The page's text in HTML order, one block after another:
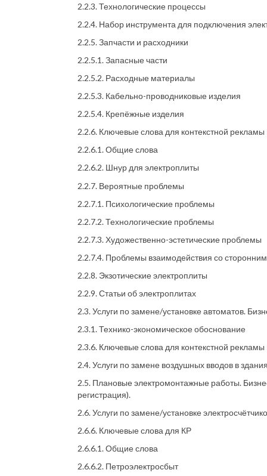
2.2.3. Технологические процессы
2.2.4. Набор инструмента для подключения
2.2.5. Запчасти и расходники
2.2.5.1. Запасные части
2.2.5.2. Расходные материалы
2.2.5.3. Кабельно-проводниковые изделия
2.2.5.4. Крепёжные изделия
2.2.6. Ключевые слова для контекстной
2.2.6.1. Общие слова
2.2.6.2. Шнур для электроплиты
2.2.7. Вероятные проблемы
2.2.7.1. Психологические проблемы
2.2.7.2. Технологические проблемы
2.2.7.3. Художественно-эстетические проблемы
2.2.7.4. Проблемы взаимодействия со
2.2.8. Экзотические электроплиты
2.2.9. Статьи об электроплитах
2.3. Услуги по замене/установке автоматов.
2.3.1. Технико-экономическое обоснование
2.3.6. Ключевые слова для контекстной
2.4. Услуги по замене воздушных вводов в
2.5. Плановые электромонтажные работы.
регистрация).
2.6. Услуги по замене/установке
2.6.6. Ключевые слова для КР
2.6.6.1. Общие слова
2.6.6.2. Петроэлектросбыт